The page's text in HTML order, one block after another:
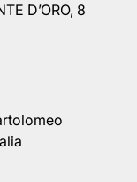
D’ORO, 8